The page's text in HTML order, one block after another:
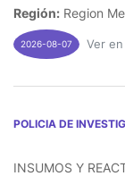
Región: Region
2026-08-07 Ver
POLICIA DE
INSUMOS Y